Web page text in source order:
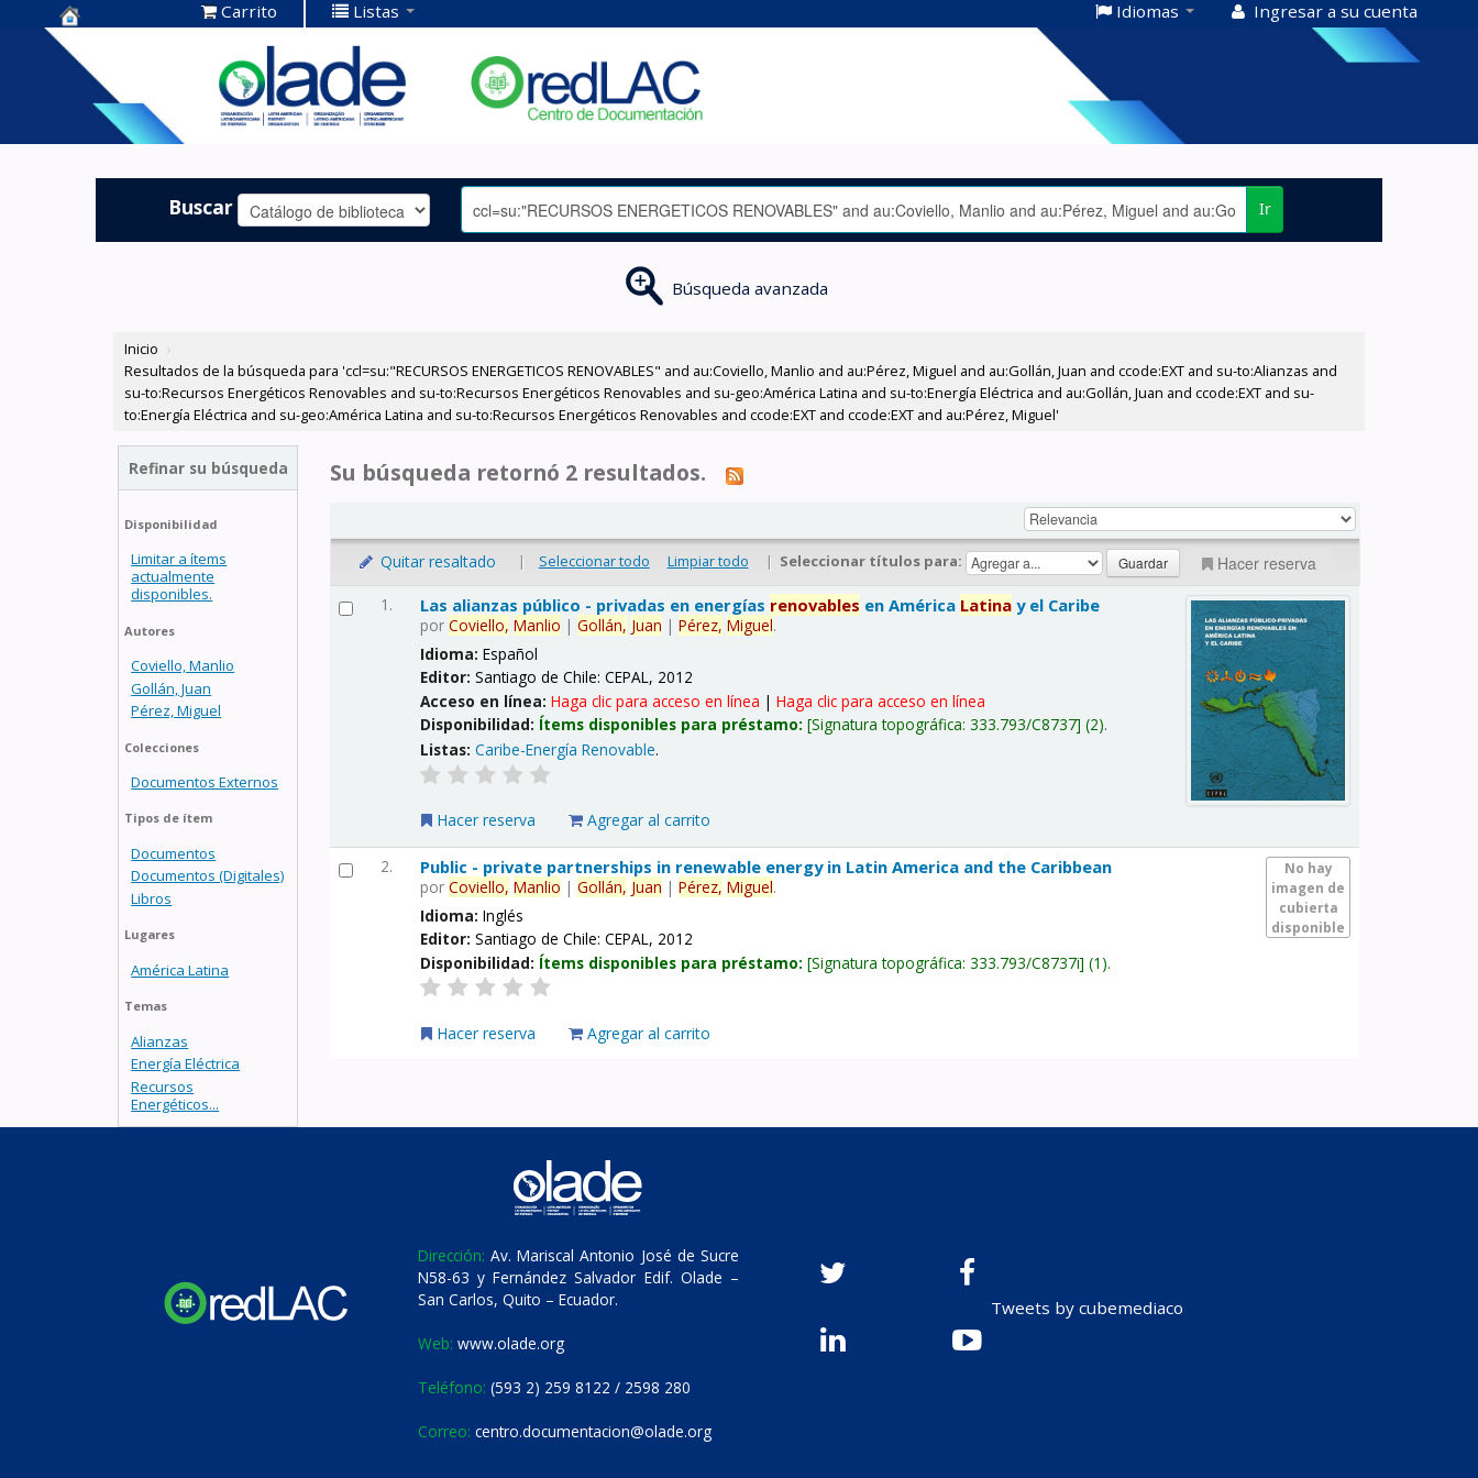
Centro de
Documentación
OLADE -
Carrito Listas Idiomas Ingresar a su cuenta
Buscar Ir
Búsqueda avanzada
Inicio ›
Resultados de la búsqueda para 'ccl=su:"RECURSOS ENERGETICOS RENOVABLES" and au:Coviello, Manlio and au:Pérez, Miguel and au:Gollán, Juan and ccode:EXT and su-to:Alianzas and
su-to:Recursos Energéticos Renovables and su-to:Recursos Energéticos Renovables and su-geo:América Latina and su-to:Energía Eléctrica and au:Gollán, Juan and ccode:EXT and su-
to:Energía Eléctrica and su-geo:América Latina and su-to:Recursos Energéticos Renovables and ccode:EXT and ccode:EXT and au:Pérez, Miguel'
Refinar su búsqueda
Disponibilidad
Limitar a ítems
actualmente
disponibles.
Autores
Coviello, Manlio
Gollán, Juan
Pérez, Miguel
Colecciones
Documentos Externos
Tipos de ítem
Documentos
Documentos (Digitales)
Libros
Lugares
América Latina
Temas
Alianzas
Energía Eléctrica
Recursos
Energéticos...
Su búsqueda retornó 2 resultados.
Quitar resaltado | Seleccionar todo Limpiar todo | Seleccionar títulos para: Hacer reserva
1. Las alianzas público - privadas en energías renovables en América Latina y el Caribe
porCoviello, Manlio |Gollán, Juan |Pérez, Miguel.
Idioma:Español
Editor:Santiago de Chile: CEPAL, 2012
Acceso en línea:Haga clic para acceso en línea |Haga clic para acceso en línea
Disponibilidad: Ítems disponibles para préstamo: Signatura topográfica:333.793/C8737 (2).
Listas: Caribe-Energía Renovable.
Hacer reserva Agregar al carrito
2.
No hay
imagen de
cubierta
disponible
Public - private partnerships in renewable energy in Latin America and the Caribbean
porCoviello, Manlio |Gollán, Juan |Pérez, Miguel.
Idioma:Inglés
Editor:Santiago de Chile: CEPAL, 2012
Disponibilidad: Ítems disponibles para préstamo: Signatura topográfica:333.793/C8737i (1).
Hacer reserva Agregar al carrito
Dirección: Av. Mariscal Antonio José de Sucre
N58-63 y Fernández Salvador Edif. Olade –
San Carlos, Quito – Ecuador.
Web: www.olade.org
Teléfono: (593 2) 259 8122 / 2598 280
Correo: centro.documentacion@olade.org
Tweets by cubemediaco